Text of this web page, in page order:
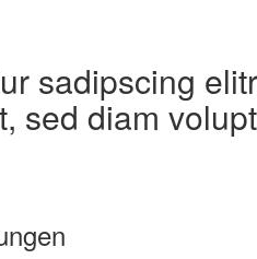
sadipscing
sed diam